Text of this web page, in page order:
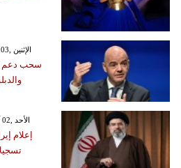
GMT 19:04 2026 الإثنين ,03 آب / أغسطس
سحب دعم
GMT 11:08 2026 الأحد ,02 آب / أغسطس
إعلام